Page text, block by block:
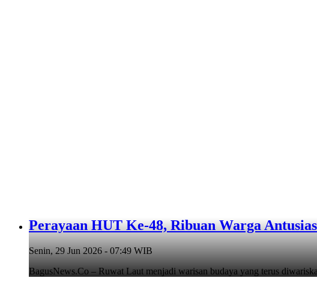
Perayaan HUT Ke-48, Ribuan Warga
Senin, 29 Jun 2026 - 07:49 WIB
BagusNews.Co – Ruwat Laut menjadi warisan budaya yang terus